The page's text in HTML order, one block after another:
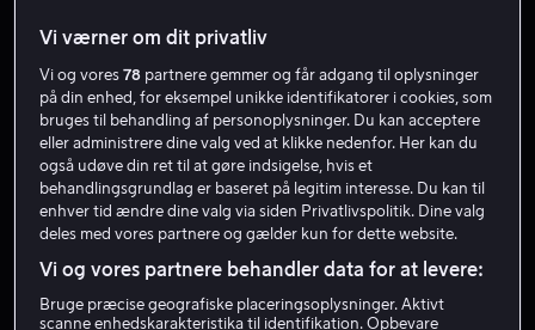
Olivier Megaton
Instruktør
Vi værner om dit privatliv
Vi og vores78 partnere gemmer og får adgang til oplysninger
på din enhed, for eksempel unikke identifikatorer i cookies, som
bruges til behandling af personoplysninger. Du kan acceptere
eller administrere dine valg ved at klikke nedenfor. Her kan du
også udøve din ret til at gøre indsigelse, hvis et
behandlingsgrundlag er baseret på legitim interesse. Du kan til
enhver tid ændre dine valg via siden Privatlivspolitik. Dine valg
deles med vores partnere og gælder kun for dette website.
Vi og vores partnere behandler data for at levere:
Bruge præcise geografiske placeringsoplysninger. Aktivt
scanne enhedskarakteristika til identifikation. Opbevare